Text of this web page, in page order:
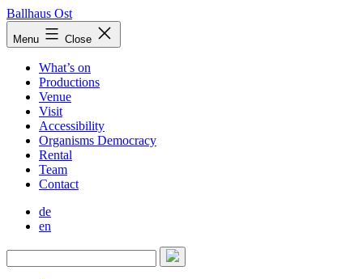
Skip
to
content
Ballhaus Ost
Ballhaus
Ost
Menu Close
What’s on
Productions
Venue
Visit
Accessibility
Organisms Democracy
Rental
Team
Contact
de
en